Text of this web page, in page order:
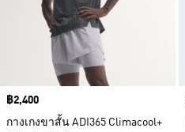
Price
฿2,400
กางเกงขาสั้น ADI365 Climacool+